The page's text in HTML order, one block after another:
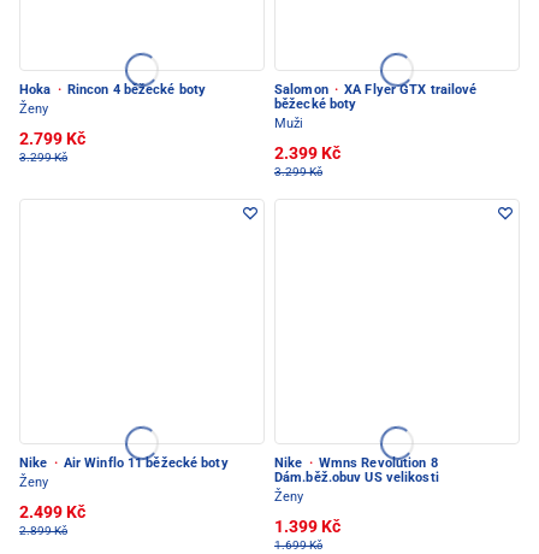
Hoka · Rincon 4 běžecké boty
Ženy
2.799 Kč
3.299 Kč
Salomon · XA Flyer GTX trailové
běžecké boty
Muži
2.399 Kč
3.299 Kč
Nike · Air Winflo 11 běžecké boty
Ženy
2.499 Kč
2.899 Kč
Nike · Wmns Revolution 8
Dám.běž.obuv US velikosti
Ženy
1.399 Kč
1.699 Kč